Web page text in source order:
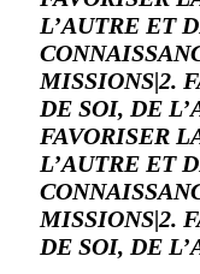
L’AUTRE ET
MISSIONS|2.
DE SOI, DE
FAVORISER
L’AUTRE ET
MISSIONS|2.
DE SOI, DE